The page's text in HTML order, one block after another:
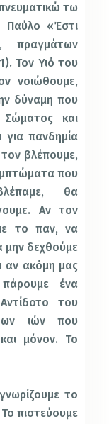
τω
Παύλο «Έστι
πραγμάτων
Τον Υιό του
νοιώθουμε,
δύναμη που
και
για πανδημία
βλέπουμε,
που
θα
Αν τον
το παν, να
μην δεχθούμε
ακόμη μας
ένα
του
ιών που
μόνον. Το
το
πιστεύουμε